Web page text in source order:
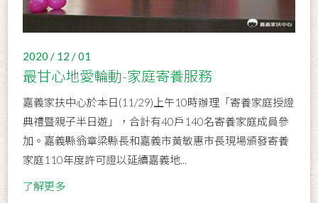
2020 / 12 / 01
最甘心地愛輪動-家庭寄養服務
嘉義家扶中心於本日(11/29)上午10時辦理「寄養家庭授證
典禮暨親子半日遊」，合計有40戶140名寄養家庭成員參
加。嘉義縣翁章梁縣長和嘉義市黃敏惠市長現場頒發寄養
家庭110年度許可證以延續嘉義地...
了解更多